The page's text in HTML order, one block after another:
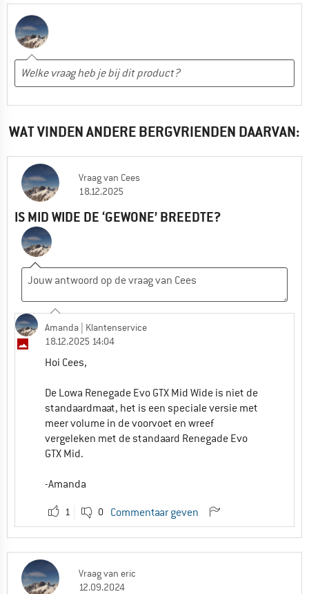
WAT VINDEN ANDERE BERGVRIENDEN DAARVAN:
Vraagvan Cees
18.12.2025
IS MID WIDE DE ‘GEWONE’ BREEDTE?
Amanda | Klantenservice
18.12.2025 14:04
Hoi Cees,
De Lowa Renegade Evo GTX Mid Wide is niet de
standaardmaat, het is een speciale versie met
meer volume in de voorvoet en wreef
vergeleken met de standaard Renegade Evo
GTX Mid.
-Amanda
1 0 Commentaar geven
Vraagvan eric
12.09.2024